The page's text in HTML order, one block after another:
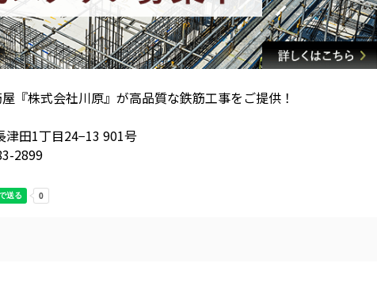
『株式会社川原』が高品質な鉄筋工事をご提供！
田1丁目24−13 901号
2899